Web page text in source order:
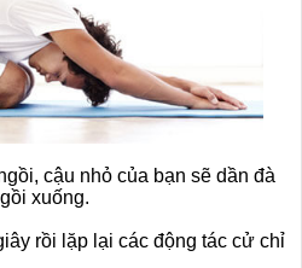
cậu nhỏ của bạn sẽ dần đà
xuống.
rồi lặp lại các động tác cử chỉ